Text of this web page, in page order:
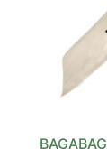
BAGABAG